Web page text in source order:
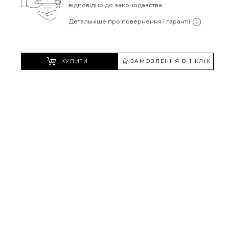
відповідно до законодавства.
Детальніше про повернення і гарантії
КУПИТИ ЗАМОВЛЕННЯ В 1 КЛІК